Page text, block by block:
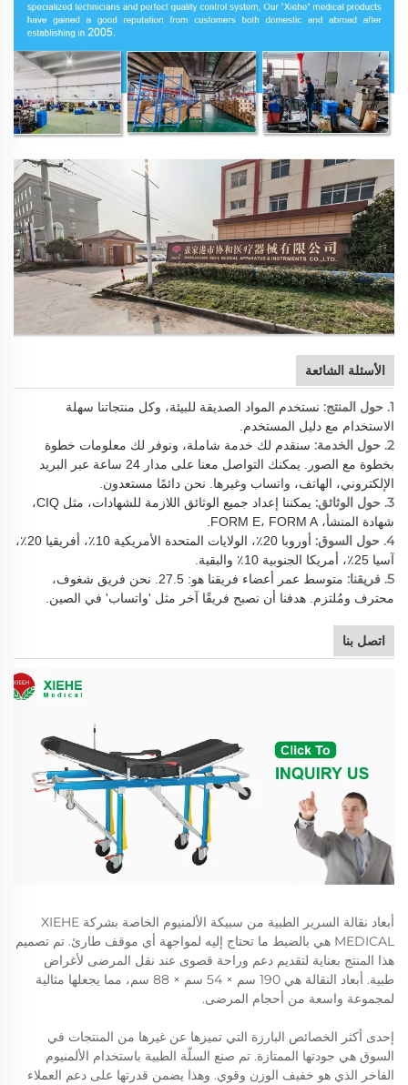
الأسئلة الشائعة
1. حول المنتج:
نستخدم المواد الصديقة للبيئة، وكل منتجاتنا سهلة
الاستخدام مع دليل المستخدم.
2. حول الخدمة:
سنقدم لك خدمة شاملة، ونوفر لك معلومات خطوة
بخطوة مع الصور. يمكنك التواصل معنا على مدار 24 ساعة عبر البريد
الإلكتروني، الهاتف، واتساب وغيرها. نحن دائمًا مستعدون.
3. حول الوثائق:
يمكننا إعداد جميع الوثائق اللازمة للشهادات، مثل CIQ،
شهادة المنشأ، FORM E، FORM A.
4. حول السوق:
أوروبا 20٪، الولايات المتحدة الأمريكية 10٪، أفريقيا 20٪،
آسيا 25٪، أمريكا الجنوبية 10٪ والبقية.
5. فريقنا:
متوسط عمر أعضاء فريقنا هو: 27.5. نحن فريق شغوف،
محترف ومُلتزم. هدفنا أن نصبح فريقًا آخر مثل 'واتساب' في الصين.
اتصل بنا
أبعاد نقالة السرير الطبية من سبيكة الألمنيوم الخاصة بشركة XIEHE
MEDICAL هي بالضبط ما تحتاج إليه لمواجهة أي موقف طارئ. تم تصميم
هذا المنتج بعناية لتقديم دعم وراحة قصوى عند نقل المرضى لأغراض
طبية. أبعاد النقالة هي 190 سم × 54 سم × 88 سم، مما يجعلها مثالية
لمجموعة واسعة من أحجام المرضى.
إحدى أكثر الخصائص البارزة التي تميزها عن غيرها من المنتجات في
السوق هي جودتها الممتازة. تم صنع السلّة الطبية باستخدام الألمنيوم
الفاخر الذي هو خفيف الوزن وقوي. وهذا يضمن قدرتها على دعم العملاء